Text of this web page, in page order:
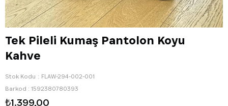
Tek Pileli Kumaş Pantolon Koyu
Kahve
Stok Kodu
FLAW-294-002-001
Barkod : 1592380780393
₺1.399,00